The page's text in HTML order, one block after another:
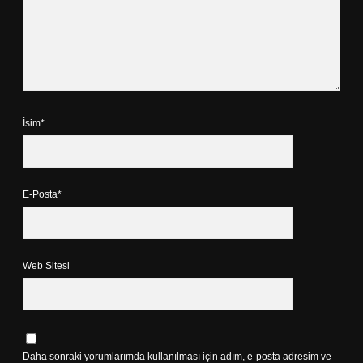
İsim*
E-Posta*
Web Sitesi
Daha sonraki yorumlarımda kullanılması için adım, e-posta adresim ve